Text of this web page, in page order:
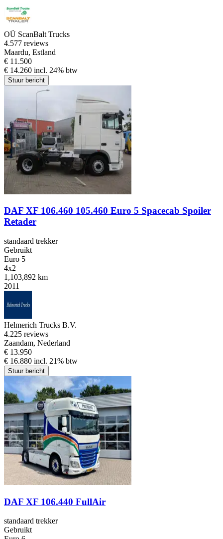
OÜ ScanBalt Trucks
4.577 reviews
Maardu, Estland
€ 11.500
€ 14.260 incl. 24% btw
Stuur bericht
DAF XF 106.460 105.460 Euro 5 Spacecab Spoiler
Retader
standaard trekker
Gebruikt
Euro 5
4x2
1,103,892 km
2011
Helmerich Trucks B.V.
4.225 reviews
Zaandam, Nederland
€ 13.950
€ 16.880 incl. 21% btw
Stuur bericht
DAF XF 106.440 FullAir
standaard trekker
Gebruikt